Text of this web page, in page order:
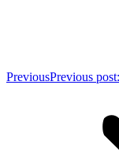
PreviousPrevious post: